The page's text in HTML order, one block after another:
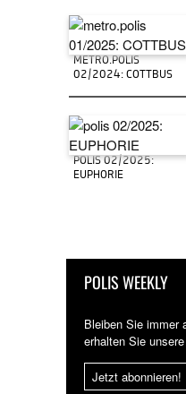
METRO.POLIS
02/2024: COTTBUS
POLIS 02/2025:
EUPHORIE
POLIS WEEKLY
Bleiben Sie immer
erhalten Sie
Jetzt abonnieren!